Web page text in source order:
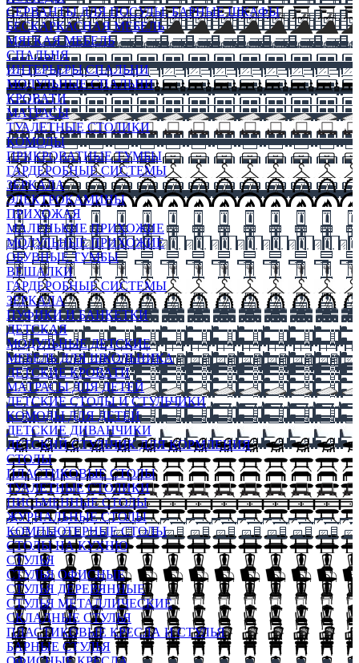
СЕРВАНТЫ ДЛЯ ПОСУДЫ, БАРНЫЕ ШКАФЫ
БЕСКАРКАСНАЯ МЕБЕЛЬ
МЯГКАЯ МЕБЕЛЬ
СПАЛЬНЯ
ИНТЕРЬЕРЫ СПАЛЬНИ
МОДУЛЬНЫЕ СПАЛЬНИ
КРОВАТИ
МАТРАСЫ
ТУАЛЕТНЫЕ СТОЛИКИ
КОМОДЫ
ПРИКРОВАТНЫЕ ТУМБЫ
ГАРДЕРОБНЫЕ СИСТЕМЫ
ЗЕРКАЛА
ЭЛЕКТРОКАМИНЫ
ПРИХОЖАЯ
МАЛЕНЬКИЕ ПРИХОЖИЕ
МОДУЛЬНЫЕ ПРИХОЖИЕ
ОБУВНЫЕ ТУМБЫ
ВЕШАЛКИ
ГАРДЕРОБНЫЕ СИСТЕМЫ
ЗЕРКАЛА
ПУФИКИ И БАНКЕТКИ
ДЕТСКАЯ
МОДУЛЬНЫЕ ДЕТСКИЕ
МЕБЕЛЬ ДЛЯ ШКОЛЬНИКА
ДЕТСКИЕ КРОВАТИ
МАТРАСЫ ДЛЯ ДЕТЕЙ
ДЕТСКИЕ СТОЛЫ И СТУЛЬЧИКИ
КОМОДЫ ДЛЯ ДЕТЕЙ
ДЕТСКИЕ ДИВАНЧИКИ
ДЕТСКИЙ СТУЛЬЧИК ДЛЯ КОРМЛЕНИЯ
СТОЛЫ
ПЛАСТИКОВЫЕ СТОЛЫ
ТУАЛЕТНЫЕ СТОЛИКИ
ПИСЬМЕННЫЕ СТОЛЫ
ЖУРНАЛЬНЫЕ СТОЛЫ
КОМПЬЮТЕРНЫЕ СТОЛЫ
СТОЛЫ НА КУХНЮ
СТУЛЬЯ
СТУЛЬЯ ОФИСНЫЕ
СТУЛЬЯ ДЕРЕВЯННЫЕ
СТУЛЬЯ МЕТАЛЛИЧЕСКИЕ
СКЛАДНЫЕ СТУЛЬЯ
ПЛАСТИКОВЫЕ КРЕСЛА И СТУЛЬЯ
БАРНЫЕ СТУЛЬЯ